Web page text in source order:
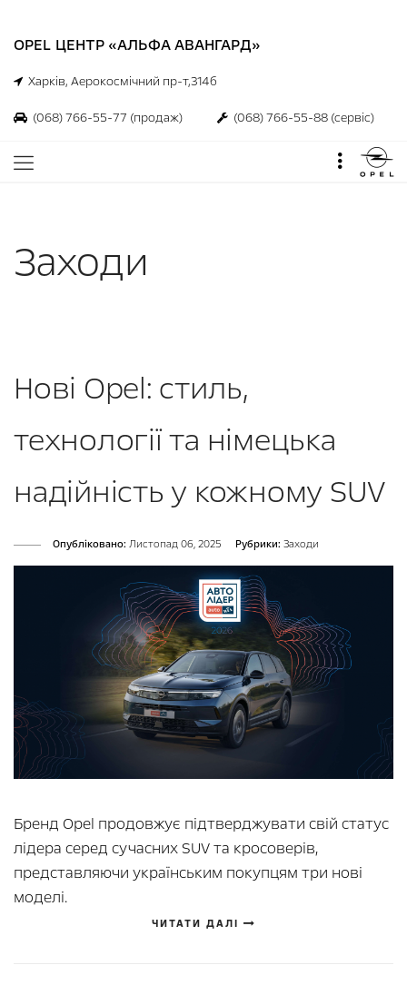
OPEL ЦЕНТР «АЛЬФА АВАНГАРД»
Харків, Аерокосмічний пр-т,314б
(068) 766-55-77 (продаж) (068) 766-55-88 (сервіс)
Заходи
Нові Opel: стиль,
технології та німецька
надійність у кожному SUV
Опубліковано: Листопад 06, 2025 Рубрики: Заходи
Бренд Opel продовжує підтверджувати свій статус
лідера серед сучасних SUV та кросоверів,
представляючи українським покупцям три нові
моделі.
ЧИТАТИ ДАЛІ